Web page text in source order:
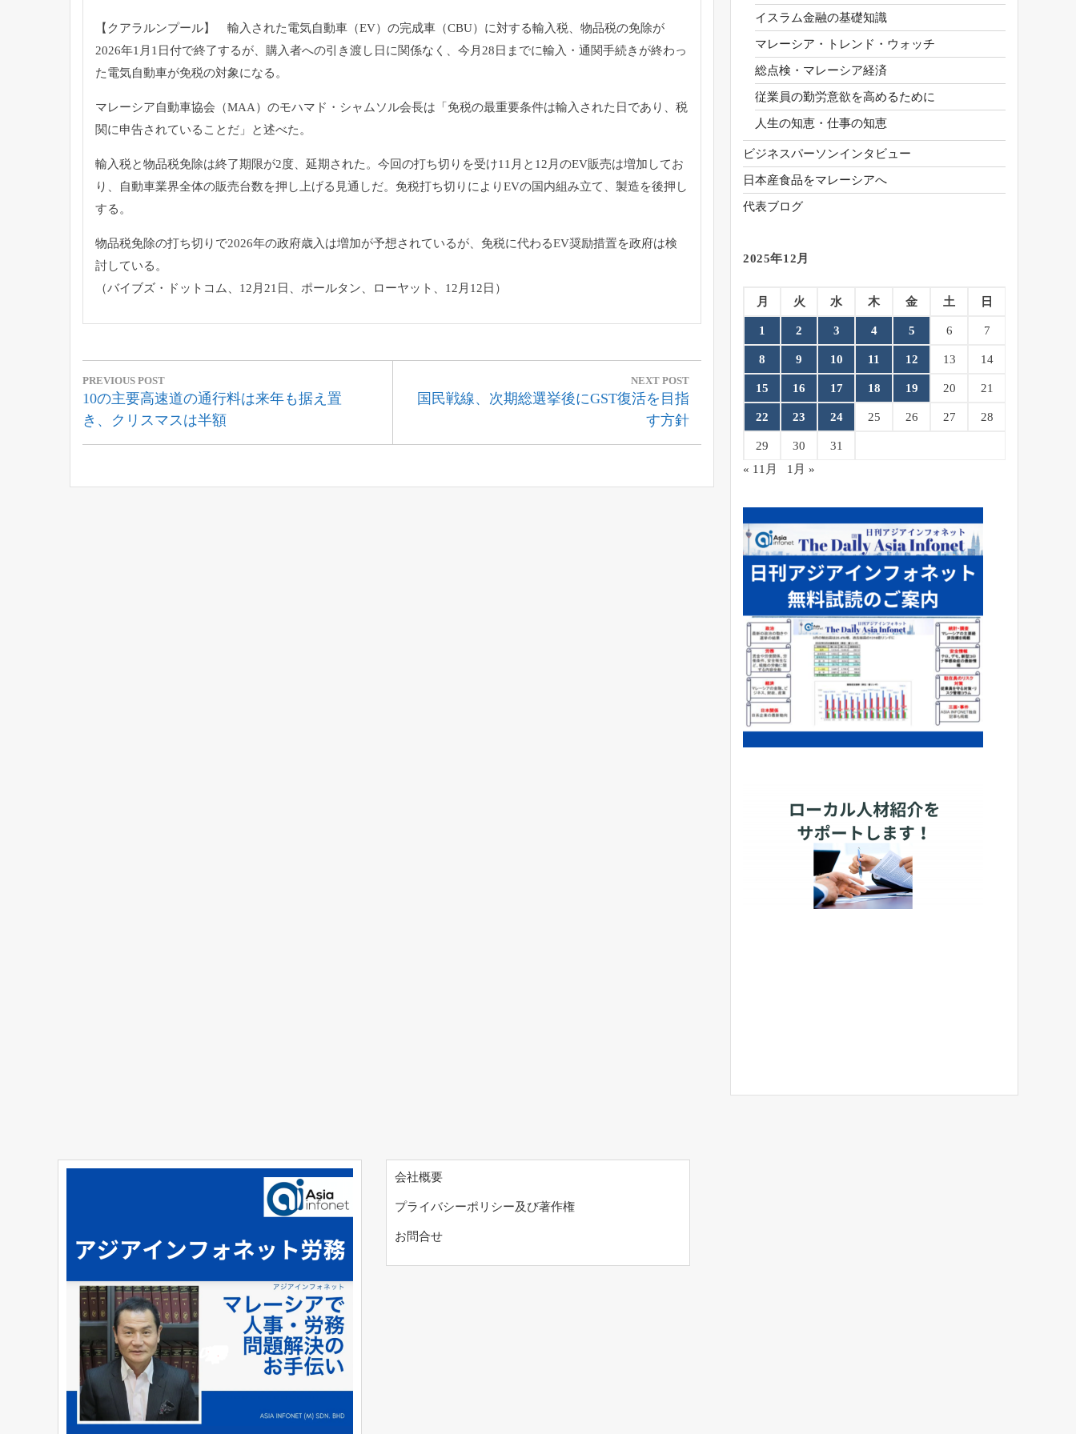
【クアラルンプール】 輸入された電気自動車（EV）の完成車（CBU） に対する輸入税、 物品税の免除が
2026年1月1日付で終了するが、 購入者への引き渡し日に関係なく、今月28日までに輸入・ 通関手続きが終わっ
た電気自動車が免税の対象になる。
マレーシア自動車協会（MAA）のモハマド・シャムソル会長は「 免税の最重要条件は輸入された日であり、 税
関に申告されていることだ」と述べた。
輸入税と物品税免除は終了期限が2度、延期された。 今回の打ち切りを受け11月と12月のEV販売は増加してお
り、
自動車業界全体の販売台数を押し上げる見通しだ。 免税打ち切りによりEVの国内組み立て、製造を後押し
する。
物品税免除の打ち切りで2026年の政府歳入は増加が予想されているが、免税に代わるEV奨励措置を政府は検
討している。
（バイブズ・ドットコム、12月21日、ポールタン、
ローヤット、12月12日）
投
稿
ナ
ビ
PREVIOUS POST
Previous
Post:
10の主要高速道の通行料は来年も据え置
き、クリスマスは半額
NEXT POST
Next
国民戦線、次期総選挙後にGST復活を目指
す方針
イスラム金融の基礎知識
マレーシア・トレンド・ウォッチ
総点検・マレーシア経済
従業員の勤労意欲を高めるために
人生の知恵・仕事の知恵
ビジネスパーソンインタビュー
日本産食品をマレーシアへ
代表ブログ
2025年12月
月 火 水 木 金 土 日
1 2 3 4 5 6 7
8 9 10 11 12 13 14
15 16 17 18 19 20 21
22 23 24 25 26 27 28
29 30
31
« 11月
1月 »
会社概要
プライバシーポリシー及び著作権
お問合せ